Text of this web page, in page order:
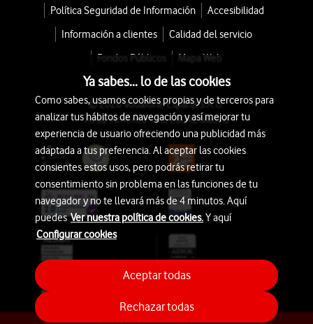
Política Seguridad de Información
Accesibilidad
Información a clientes
Calidad del servicio
Fondos Públicos
Mapa Web
© 2026 Vodafone España S.A.U.
Avda. América 115, 28042 Madrid
Ya sabes... lo de las cookies
Como sabes, usamos cookies propias y de terceros para
analizar tus hábitos de navegación y así mejorar tu
experiencia de usuario ofreciendo una publicidad más
adaptada a tus preferencia. Al aceptar las cookies
consientes estos usos, pero podrás retirar tu
consentimiento sin problema en las funciones de tu
navegador y no te llevará más de 4 minutos. Aquí
puedesVer nuestra política de cookies.Y aquí
Configurar cookies
Rechazar todas
Aceptar todas